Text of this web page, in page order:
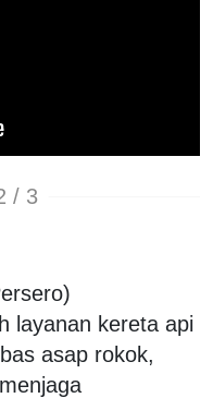
/ 3
layanan kereta api
asap rokok,